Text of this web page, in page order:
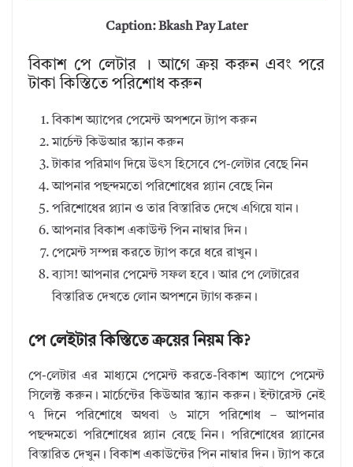
Caption: Bkash Pay Later
বিকাশ পে লেটার । আগে ক্রয় করুন এবং পরে
টাকা কিস্তিতে পরিশোধ করুন
বিকাশ অ্যাপের পেমেন্ট অপশনে ট্যাপ করুন
মার্চেন্ট কিউআর স্ক্যান করুন
টাকার পরিমাণ দিয়ে উৎস হিসেবে পে-লেটার বেছে নিন
আপনার পছন্দমতো পরিশোধের প্ল্যান বেছে নিন
পরিশোধের প্ল্যান ও তার বিস্তারিত দেখে এগিয়ে যান।
আপনার বিকাশ একাউন্ট পিন নাম্বার দিন।
পেমেন্ট সম্পন্ন করতে ট্যাপ করে ধরে রাখুন।
ব্যাস! আপনার পেমেন্ট সফল হবে। আর পে লেটারের
বিস্তারিত দেখতে লোন অপশনে ট্যাগ করুন।
পে লেইটার কিস্তিতে ক্রয়ের নিয়ম কি?
পে-লেটার এর মাধ্যমে পেমেন্ট করতে-বিকাশ অ্যাপে পেমেন্ট
সিলেক্ট করুন। মার্চেন্টের কিউআর স্ক্যান করুন। ইন্টারেস্ট নেই
৭ দিনে পরিশোধে অথবা ৬ মাসে পরিশোধ – আপনার
পছন্দমতো পরিশোধের প্ল্যান বেছে নিন। পরিশোধের প্ল্যানের
বিস্তারিত দেখুন। বিকাশ একাউন্টের পিন নাম্বার দিন। ট্যাপ করে